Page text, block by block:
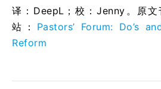
译：DeepL；校：Jenny。原
站： Pastors’ Forum: Do’s
Reform